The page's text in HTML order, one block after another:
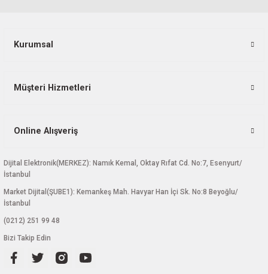
Kurumsal
Müşteri Hizmetleri
Online Alışveriş
Dijital Elektronik(MERKEZ): Namık Kemal, Oktay Rıfat Cd. No:7, Esenyurt/
İstanbul
Market Dijital(ŞUBE1): Kemankeş Mah. Havyar Han İçi Sk. No:8 Beyoğlu/
İstanbul
(0212) 251 99 48
Bizi Takip Edin